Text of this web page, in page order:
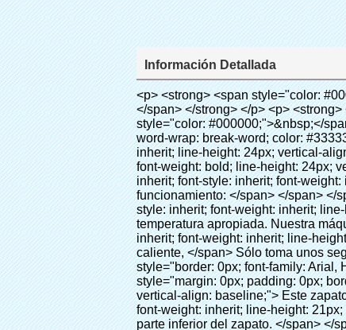
Información Detallada
<p> <strong> <span style="color: #000000; font-size: 18px;"> Nombre del producto: High Heel Shoe Cubierta para Cubierta Dispenser </span> </strong> </p> <p> <strong> <span style="font-size: 18px; color: #000000;"> Modelo no.: 28-1000 </span> </strong> </p> <p><span style="color: #000000;">&nbsp;</span></p> <p style="border: 0px; font-family: Arial, Helvetica; line-height: 18px; vertical-align: baseline; word-wrap: break-word; color: #333333;"> <span style="margin: 0px; padding: 0px; border: 0px; font-size: 16px; font-style: inherit; font-weight: inherit; line-height: 24px; vertical-align: baseline;"> <span style="margin: 0px; padding: 0px; border: 0px; font-size: inherit; font-style: inherit; font-weight: bold; line-height: 24px; vertical-align: baseline;"> <span style="margin: 0px; padding: 0px; border: 0px; font-family: Arial; font-size: inherit; font-style: inherit; font-weight: inherit; line-height: 24px; vertical-align: baseline; color: black; background: lime;"> Principio de funcionamiento: </span> </span> </span> &nbsp;<span style="margin: 0px; padding: 0px; border: 0px; font-family: Arial; font-size: 14px; font-style: inherit; font-weight: inherit; line-height: 21px; vertical-align: baseline;"> Utilizar el principio de que la película retráctil se reducirá a la temperatura apropiada. Nuestra máquina de la cubierta <span style="margin: 0px; padding: 0px; border: 0px; font-size: inherit; font-style: inherit; font-weight: inherit; line-height: 21px; vertical-align: baseline;"> salidas y corta automáticamente la película y proporcionar aire caliente, </span> Sólo toma unos segundos para dejar la película volverá cubierta del zapato y cubierta tuyo zapatos. </span></p> <p style="border: 0px; font-family: Arial, Helvetica; line-height: 18px; vertical-align: baseline; word-wrap: break-word; color: #333333;"> <span style="margin: 0px; padding: 0px; border: 0px; font-family: Arial; font-size: 14px; font-style: inherit; font-weight: inherit; line-height: 21px; vertical-align: baseline;"> Este zapato cubierta puede <span style="margin: 0px; padding: 0px; border: 0px; font-size: inherit; font-style: inherit; font-weight: inherit; line-height: 21px; vertical-align: baseline;"> cubren los zapatos de diferentes tamaños, una capa de película cubrirá la parte inferior del zapato. </span> </span> </p> <p style="border: 0px; font-family: Arial, Helvetica; line-height: 18px; vertical-align: baseline; word-wrap: break-word; color: #333333;">&nbsp;</p> <p style="border: 0px; font-family: Arial, Helvetica; line-height: 18px; vertical-align: baseline; word-wrap: break-word; color: #333333;"> <span